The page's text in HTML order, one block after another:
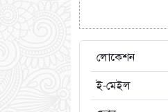
লোকেশন
ই-মেইল